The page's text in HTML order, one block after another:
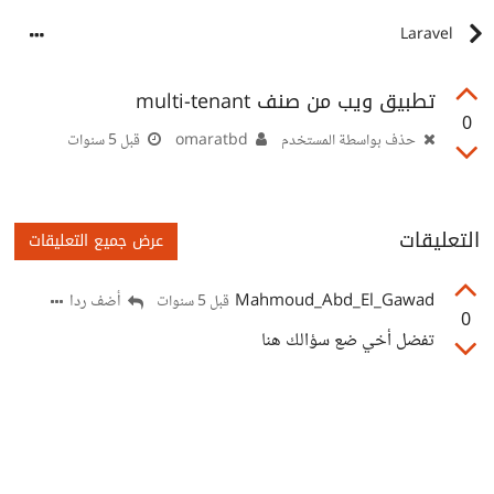
Laravel
0
تطبيق ويب من صنف multi-tenant
حذف بواسطة المستخدم قبل 5 سنوات
التعليقات عرض جميع التعليقات
0
Mahmoud_Abd_El_Gawad قبل 5 سنوات أضف ردا
تفضل أخي ضع سؤالك هنا